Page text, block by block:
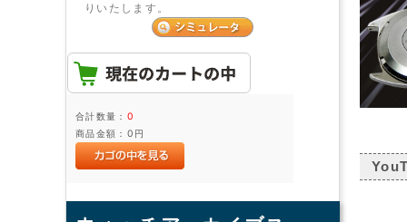
りいたします。
合計数量： 0
商品金額： 0円